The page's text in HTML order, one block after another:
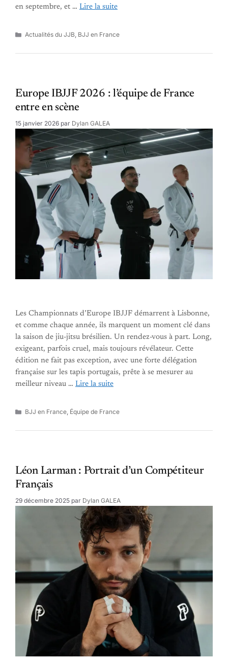
en septembre, et … Lire la suite
Catégories
Actualités du JJB, BJJ en France
Europe IBJJF 2026 : l’équipe de France
entre en scène
15 janvier 2026 par Dylan GALEA
Les Championnats d’Europe IBJJF démarrent à Lisbonne,
et comme chaque année, ils marquent un moment clé dans
la saison de jiu-jitsu brésilien. Un rendez-vous à part. Long,
exigeant, parfois cruel, mais toujours révélateur. Cette
édition ne fait pas exception, avec une forte délégation
française sur les tapis portugais, prête à se mesurer au
meilleur niveau … Lire la suite
Catégories
BJJ en France, Équipe de France
Léon Larman : Portrait d’un Compétiteur
Français
29 décembre 2025 par Dylan GALEA